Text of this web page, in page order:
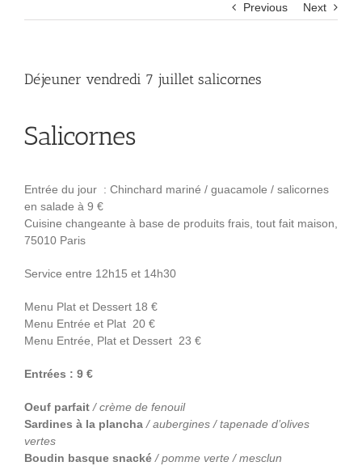
Previous Next
Déjeuner vendredi 7 juillet salicornes
Salicornes
Entrée du jour : Chinchard mariné / guacamole / salicornes
en salade à 9 €
Cuisine changeante à base de produits frais, tout fait maison,
75010 Paris
Service entre 12h15 et 14h30
Menu Plat et Dessert 18 €
Menu Entrée et Plat 20 €
Menu Entrée, Plat et Dessert 23 €
Entrées : 9 €
Oeuf parfait/ crème de fenouil
Sardines à la plancha/ aubergines / tapenade d’olives
vertes
Boudin basque snacké / pomme verte / mesclun